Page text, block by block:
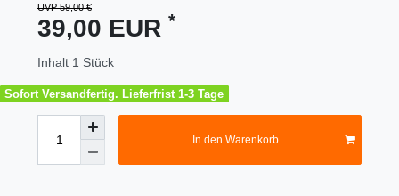
UVP 59,00 €
39,00 EUR *
Inhalt 1 Stück
Sofort Versandfertig. Lieferfrist 1-3 Tage
In den Warenkorb